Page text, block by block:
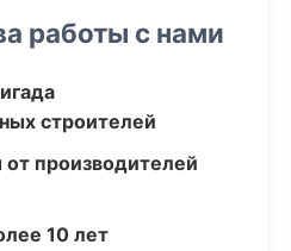
работы с нами
строителей
производителей
10 лет